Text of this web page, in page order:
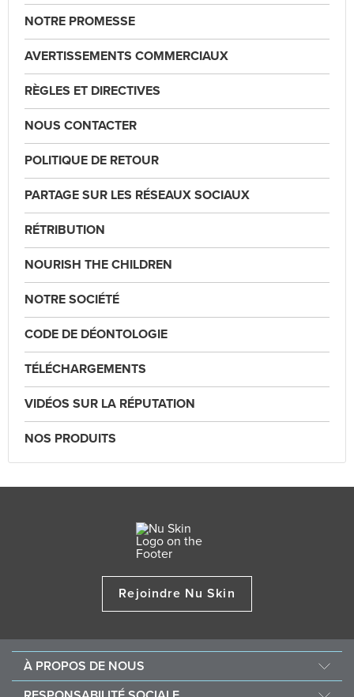
NOTRE PROMESSE
AVERTISSEMENTS COMMERCIAUX
RÈGLES ET DIRECTIVES
NOUS CONTACTER
POLITIQUE DE RETOUR
PARTAGE SUR LES RÉSEAUX SOCIAUX
RÉTRIBUTION
NOURISH THE CHILDREN
NOTRE SOCIÉTÉ
CODE DE DÉONTOLOGIE
TÉLÉCHARGEMENTS
VIDÉOS SUR LA RÉPUTATION
NOS PRODUITS
Rejoindre Nu Skin
À PROPOS DE NOUS
Au sujet de Nu Skin